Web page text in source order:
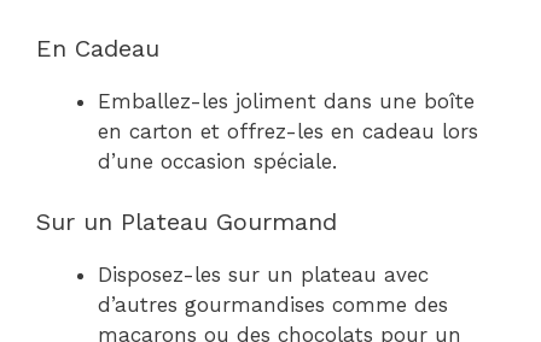
En Cadeau
Emballez-les joliment dans une boîte
en carton et offrez-les en cadeau lors
d’une occasion spéciale.
Sur un Plateau Gourmand
Disposez-les sur un plateau avec
d’autres gourmandises comme des
macarons ou des chocolats pour un